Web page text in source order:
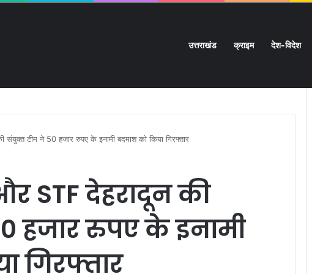
उत्तराखंड क्राइम देश-विदेश
संयुक्त टीम ने 50 हजार रुपए के इनामी बदमाश को किया गिरफ्तार
STF देहरादून की
हजार रुपए के इनामी
गिरफ्तार